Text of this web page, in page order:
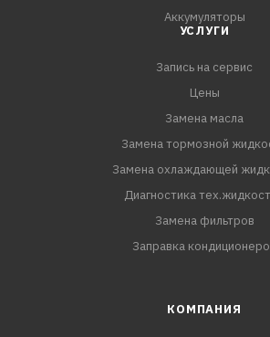
Аккумуляторы
УСЛУГИ
Запись на сервис
Цены
Замена масла
Замена тормозной
Замена охлаждающей
Диагностика
Замена фильтров
Заправка
КОМПАНИЯ